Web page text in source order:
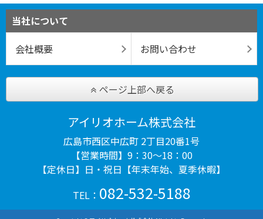
当社について
会社概要
お問い合わせ
ページ上部へ戻る
アイリオホーム株式会社
広島市西区中広町 2丁目20番1号
【営業時間】9：30～18：00
【定休日】日・祝日【年末年始、夏季休暇】
TEL： 082-532-5188